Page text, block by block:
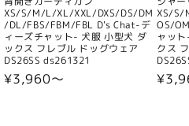
XS/S/M/L/XL/XXL/DXS/DS/DM
/DL/FBS/FBM/FBL D's Chat-デ
ィーズチャット- 犬服 小型犬 ダ
ックス フレブル ドッグウェア
DS26SS ds261321
通
¥3,960〜
XS/
OS/
ャッ
クス
通